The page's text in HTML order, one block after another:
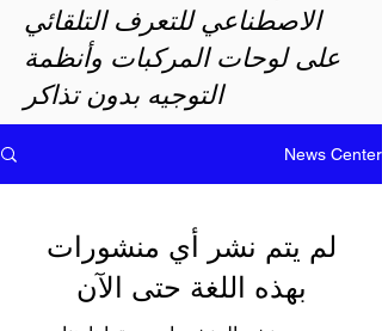
الاصطناعي للتعرف التلقائي
على لوحات المركبات وأنظمة
التوجيه بدون تذاكر
News Center
لم يتم نشر أي منشورات
بهذه اللغة حتى الآن